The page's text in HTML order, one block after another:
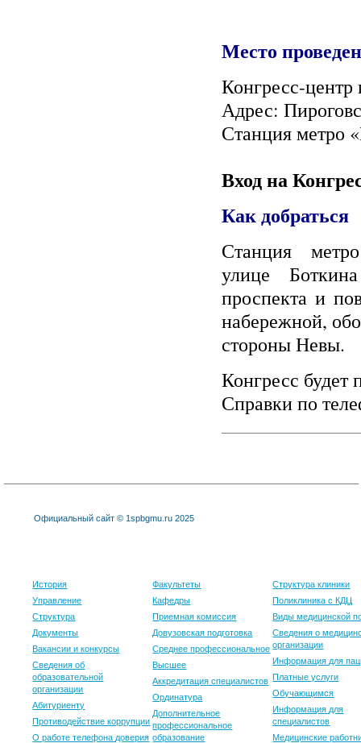
Место
Конгресс-
Адрес:
Станция метро
Вход на
Как добраться
Станция
улице
проспекта и
набережной,
стороны Невы.
Конгресс будет
Справки по
Официальный сайт © 1spbgmu.ru 2025
История
Управление
Структура
Документы
Вакансии и конкурсы
Сведения об
образовательной
организации
Абитуриенту
Противодействие коррупции
О работе телефона доверия
Факультеты
Кафедры
Приемная комиссия
Довузовская подготовка
Среднее профессиональное
Высшее
Аккредитация специалистов
Ординатура
Дополнительное
профессиональное
образование
Структура клиники
Поликлиника с КДЦ
Виды медицинской
Сведения о
организации
Информация для
Платные услуги
Обучающимся
Информация для
специалистов
Медицинские